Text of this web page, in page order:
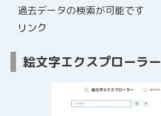
過去データの検索が可能です
リンク
絵文字エクスプローラー